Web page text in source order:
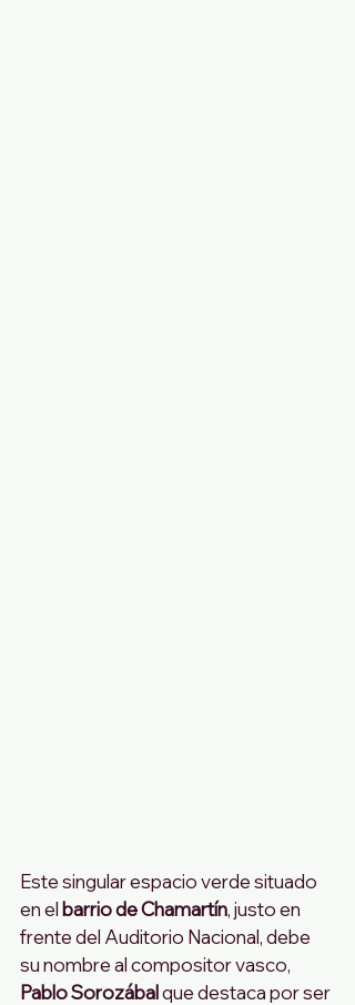
Este singular espacio verde situado
en el barrio de Chamartín, justo en
frente del Auditorio Nacional, debe
su nombre al compositor vasco,
Pablo Sorozábal que destaca por ser